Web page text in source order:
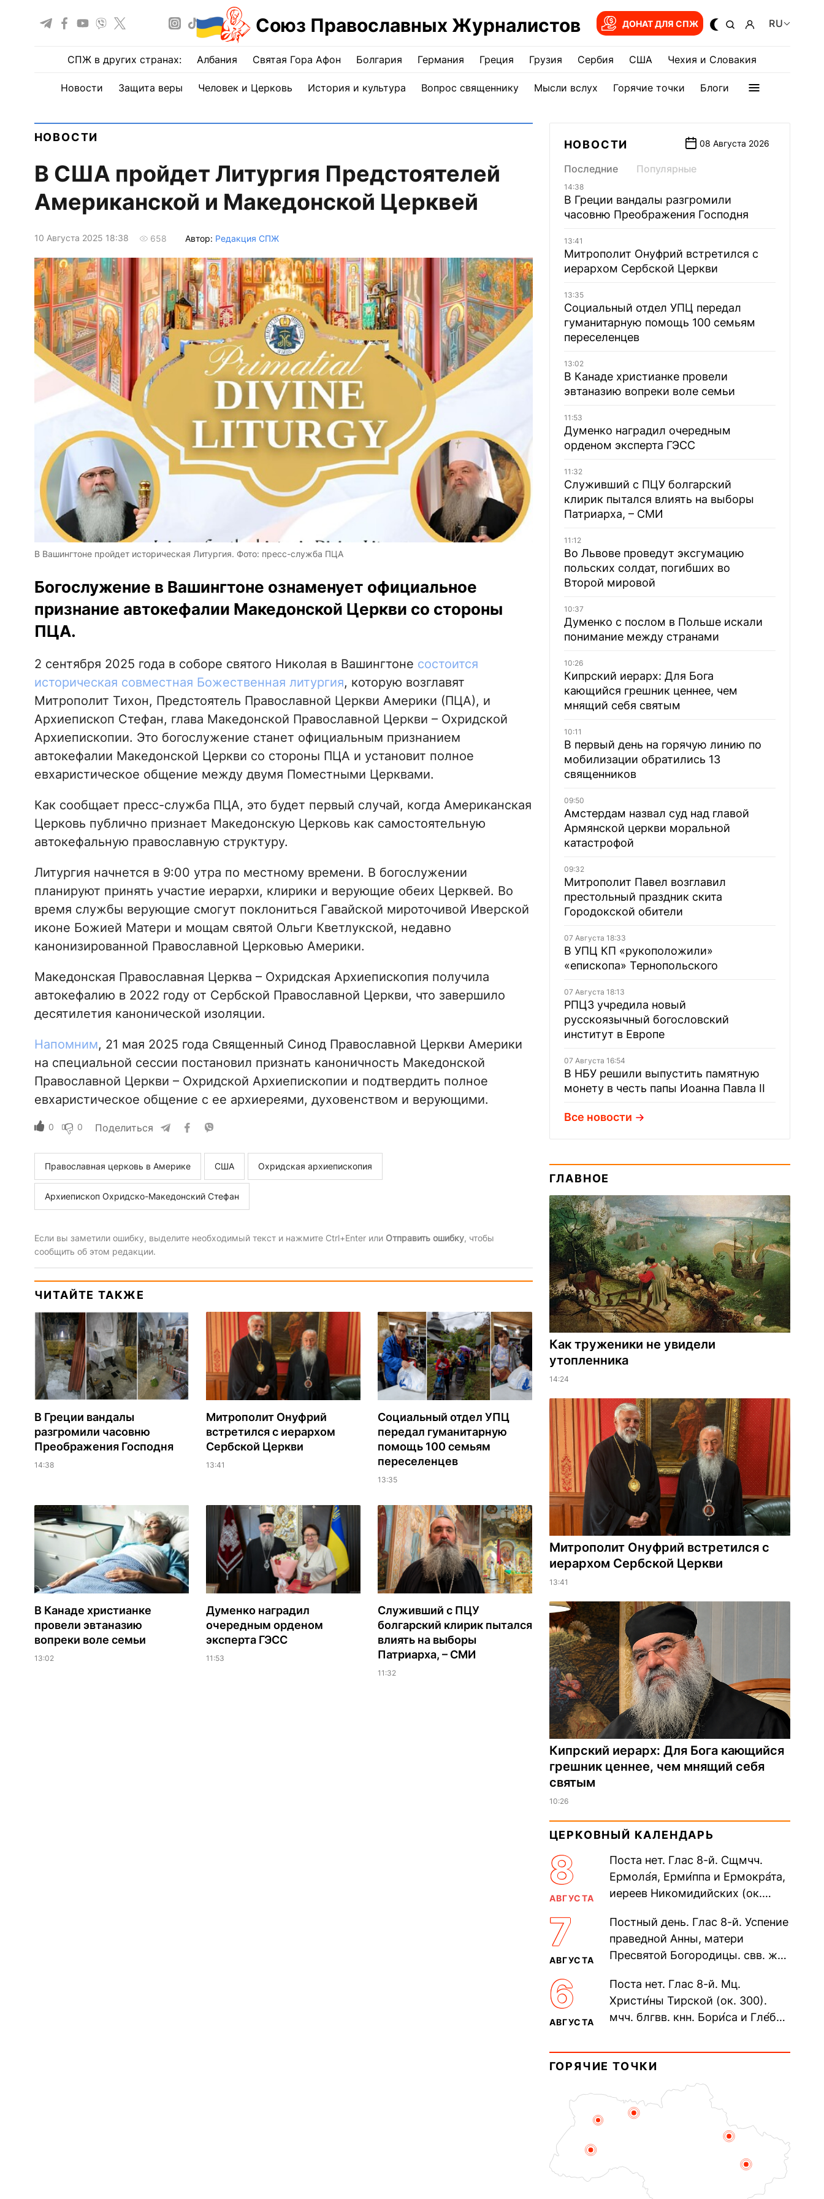
Союз Православных Журналистов ДОНАТ ДЛЯ СПЖ RU
СПЖ в других странах: Албания Святая Гора Афон Болгария Германия Греция Грузия Сербия США Чехия и Словакия
Новости Защита веры Человек и Церковь История и культура Вопрос священнику Мысли вслух Горячие точки Блоги
НОВОСТИ
В США пройдет Литургия Предстоятелей
Американской и Македонской Церквей
10 Августа 2025 18:38 658 Автор: Редакция СПЖ
В Вашингтоне пройдет историческая Литургия. Фото: пресс-служба ПЦА
Богослужение в Вашингтоне ознаменует официальное
признание автокефалии Македонской Церкви со стороны
ПЦА.
2 сентября 2025 года в соборе святого Николая в Вашингтоне состоится
историческая совместная Божественная литургия, которую возглавят
Митрополит Тихон, Предстоятель Православной Церкви Америки (ПЦА), и
Архиепископ Стефан, глава Македонской Православной Церкви – Охридской
Архиепископии. Это богослужение станет официальным признанием
автокефалии Македонской Церкви со стороны ПЦА и установит полное
евхаристическое общение между двумя Поместными Церквами.
Как сообщает пресс-служба ПЦА, это будет первый случай, когда Американская
Церковь публично признает Македонскую Церковь как самостоятельную
автокефальную православную структуру.
Литургия начнется в 9:00 утра по местному времени. В богослужении
планируют принять участие иерархи, клирики и верующие обеих Церквей. Во
время службы верующие смогут поклониться Гавайской мироточивой Иверской
иконе Божией Матери и мощам святой Ольги Кветлукской, недавно
канонизированной Православной Церковью Америки.
Македонская Православная Церква – Охридская Архиепископия получила
автокефалию в 2022 году от Сербской Православной Церкви, что завершило
десятилетия канонической изоляции.
Напомним, 21 мая 2025 года Священный Синод Православной Церкви Америки
на специальной сессии постановил признать каноничность Македонской
Православной Церкви – Охридской Архиепископии и подтвердить полное
евхаристическое общение с ее архиереями, духовенством и верующими.
0 0 Поделиться
Православная церковь в Америке США Охридская архиепископия
Архиепископ Охридско-Македонский Стефан
Если вы заметили ошибку, выделите необходимый текст и нажмите Ctrl+Enter или Отправить ошибку, чтобы
сообщить об этом редакции.
ЧИТАЙТЕ ТАКЖЕ
В Греции вандалы
разгромили часовню
Преображения Господня
14:38
Митрополит Онуфрий
встретился с иерархом
Сербской Церкви
13:41
Социальный отдел УПЦ
передал гуманитарную
помощь 100 семьям
переселенцев
13:35
В Канаде христианке
провели эвтаназию
вопреки воле семьи
13:02
Думенко наградил
очередным орденом
эксперта ГЭСС
11:53
Служивший с ПЦУ
болгарский клирик пытался
влиять на выборы
Патриарха, – СМИ
11:32
НОВОСТИ 08 Августа 2026
Последние Популярные
14:38
В Греции вандалы разгромили
часовню Преображения Господня
13:41
Митрополит Онуфрий встретился с
иерархом Сербской Церкви
13:35
Социальный отдел УПЦ передал
гуманитарную помощь 100 семьям
переселенцев
13:02
В Канаде христианке провели
эвтаназию вопреки воле семьи
11:53
Думенко наградил очередным
орденом эксперта ГЭСС
11:32
Служивший с ПЦУ болгарский
клирик пытался влиять на выборы
Патриарха, – СМИ
11:12
Во Львове проведут эксгумацию
польских солдат, погибших во
Второй мировой
10:37
Думенко с послом в Польше искали
понимание между странами
10:26
Кипрский иерарх: Для Бога
кающийся грешник ценнее, чем
мнящий себя святым
10:11
В первый день на горячую линию по
мобилизации обратились 13
священников
09:50
Амстердам назвал суд над главой
Армянской церкви моральной
катастрофой
09:32
Митрополит Павел возглавил
престольный праздник скита
Городокской обители
07 Августа 18:33
В УПЦ КП «рукоположили»
«епископа» Тернопольского
07 Августа 18:13
РПЦЗ учредила новый
русскоязычный богословский
институт в Европе
07 Августа 16:54
В НБУ решили выпустить памятную
монету в честь папы Иоанна Павла II
Все новости
ГЛАВНОЕ
Как труженики не увидели
утопленника
14:24
Митрополит Онуфрий встретился с
иерархом Сербской Церкви
13:41
Кипрский иерарх: Для Бога кающийся
грешник ценнее, чем мнящий себя
святым
10:26
ЦЕРКОВНЫЙ КАЛЕНДАРЬ
8
АВГУСТА
Поста нет. Глас 8-й. Сщмчч.
Ермола́я, Ерми́ппа и Ермокра́та,
иереев Никомидийских (ок.
Печерского, в Ближних
пещерах...
7
АВГУСТА
Постный день. Глас 8-й. Успение
праведной Анны, матери
Пресвятой Богородицы. свв. жен
прп. Евпракси́и девы,...
6
АВГУСТА
Поста нет. Глас 8-й. Мц.
Христи́ны Тирской (ок. 300).
мчч. блгвв. кнн. Бори́са и Гле́ба,
Дави́да (1015). Прп....
ГОРЯЧИЕ ТОЧКИ